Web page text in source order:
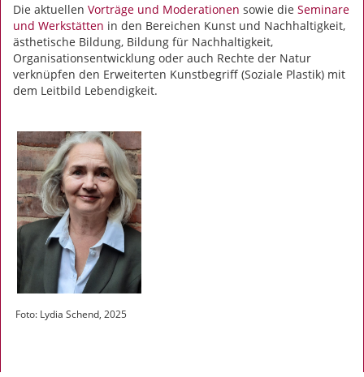
Die aktuellen Vorträge und Moderationen sowie die Seminare
und Werkstätten in den Bereichen Kunst und Nachhaltigkeit,
ästhetische Bildung, Bildung für Nachhaltigkeit,
Organisationsentwicklung oder auch Rechte der Natur
verknüpfen den Erweiterten Kunstbegriff (Soziale Plastik) mit
dem Leitbild Lebendigkeit.
Foto: Lydia Schend, 2025